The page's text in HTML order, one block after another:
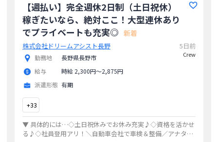
【週払い】完全週休2日制（土日祝休）
稼ぎたいなら、絶対ここ！大型連休あり
でプライベートも充実◎ 新着
株式会社ドリームアシスト長野
勤務地
長野県長野市
給与
時給 2,300円〜2,875円
派遣形態 有期
5日前
Crew
+33
▼ 具体的には…◇土日祝休みでお休み充実♪◇資格を活かせ
る♪◇社員登用アリ！＼自動車会社で車検＆整備／アナタの